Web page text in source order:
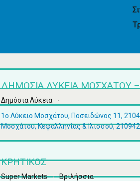
ΔΗΜΌΣΙΑ ΛΎΚΕΙΑ ΜΟΣΧΆΤΟΥ
Δημόσια Λύκεια
1ο Λύκειο Μοσχάτου, Ποσειδώνος 11,
Μοσχάτου, Κεφαλληνίας & Ιλισσού,
ΚΡΗΤΙΚΌΣ
Super Markets
Βριλήσσια